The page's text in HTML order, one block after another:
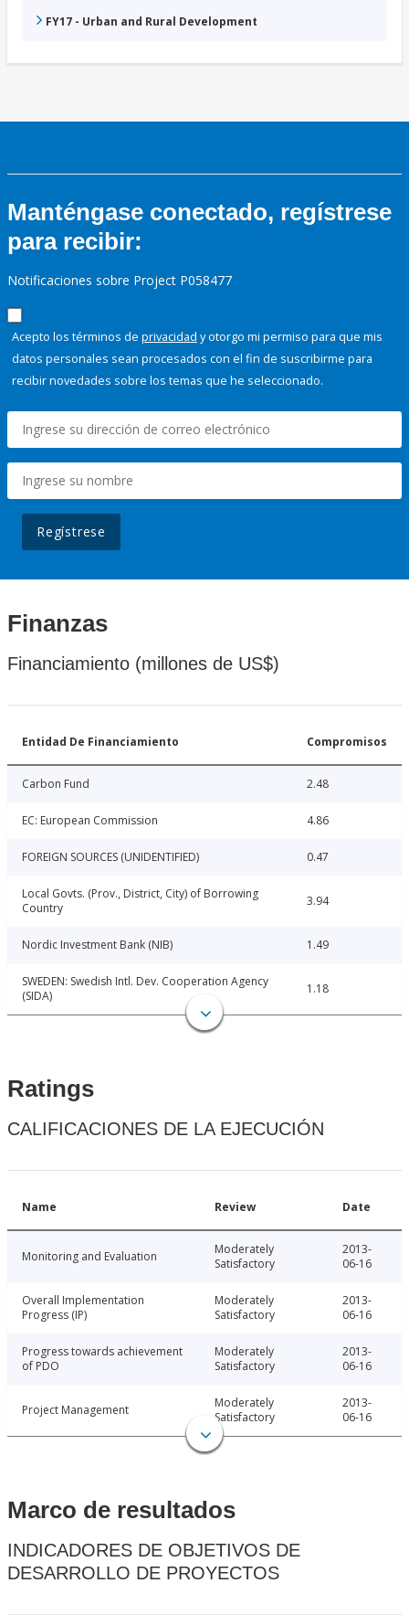
FY17 - Urban and Rural Development
Manténgase conectado, regístrese
para recibir:
Notificaciones sobre Project P058477
Acepto los términos de privacidad y otorgo mi permiso para que mis
datos personales sean procesados con el fin de suscribirme para
recibir novedades sobre los temas que he seleccionado.
Regístrese
Finanzas
Financiamiento (millones de US$)
Entidad De Financiamiento Compromisos
Carbon Fund 2.48
EC: European Commission 4.86
FOREIGN SOURCES (UNIDENTIFIED) 0.47
Local Govts. (Prov., District, City) of Borrowing
Country
3.94
Nordic Investment Bank (NIB) 1.49
SWEDEN: Swedish Intl. Dev. Cooperation Agency
(SIDA)
1.18
Ratings
CALIFICACIONES DE LA EJECUCIÓN
Name Review Date
Monitoring and Evaluation
Moderately
Satisfactory
2013-
06-16
Overall Implementation
Progress (IP)
Moderately
Satisfactory
2013-
06-16
Progress towards achievement
of PDO
Moderately
Satisfactory
2013-
06-16
Project Management
Moderately
Satisfactory
2013-
06-16
Marco de resultados
INDICADORES DE OBJETIVOS DE
DESARROLLO DE PROYECTOS